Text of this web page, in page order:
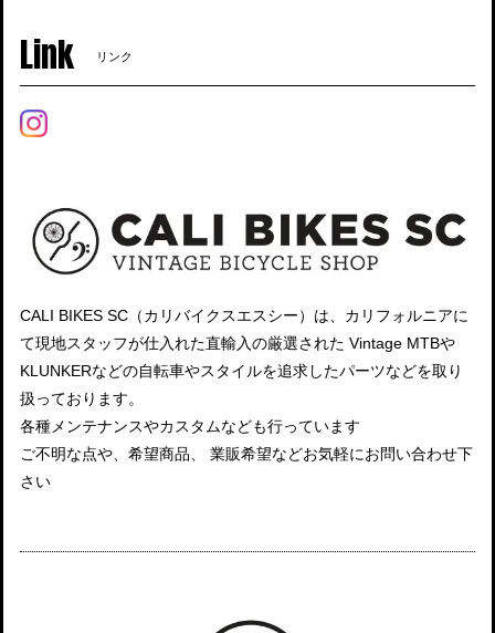
Link リンク
CALI BIKES SC（カリバイクスエスシー）は、カリフォルニアに
て現地スタッフが仕入れた直輸入の厳選された Vintage MTBや
KLUNKERなどの自転車やスタイルを追求したパーツなどを取り
扱っております。
各種メンテナンスやカスタムなども行っています
ご不明な点や、希望商品、 業販希望などお気軽にお問い合わせ下
さい